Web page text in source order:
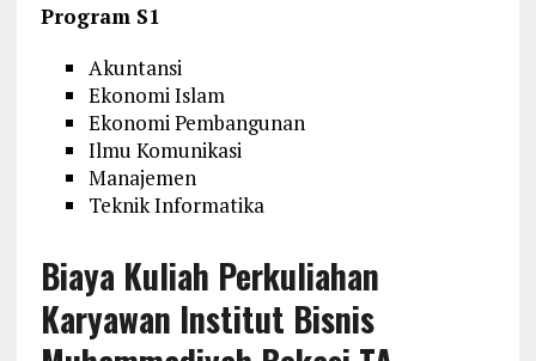
Program S1
Akuntansi
Ekonomi Islam
Ekonomi Pembangunan
Ilmu Komunikasi
Manajemen
Teknik Informatika
Biaya Kuliah Perkuliahan
Karyawan Institut Bisnis